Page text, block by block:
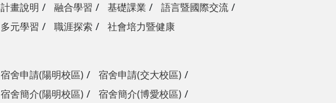
計畫說明 融合學習 基礎課業
語言暨國際交流
多元學習
職涯探索 社會培力暨健康
宿舍申請(陽明校區)
宿舍申請(交大校區)
宿舍簡介(陽明校區)
宿舍簡介(博愛校區)